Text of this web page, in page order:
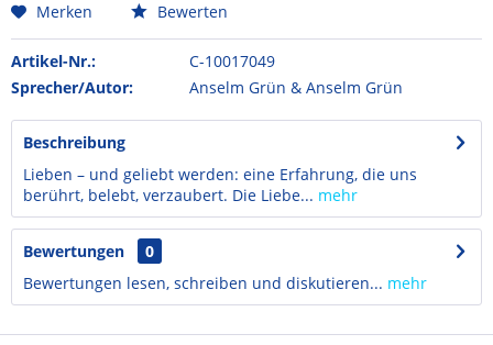
Merken Bewerten
Artikel-Nr.:
C-10017049
Sprecher/Autor:
Anselm Grün & Anselm Grün
Beschreibung
Lieben – und geliebt werden: eine Erfahrung, die uns
berührt, belebt, verzaubert. Die Liebe... mehr
Bewertungen
0
Bewertungen lesen, schreiben und diskutieren... mehr